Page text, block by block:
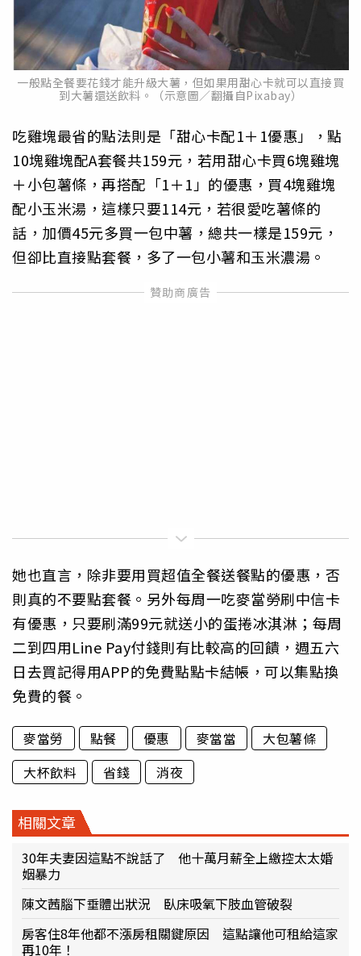
一般點全餐要花錢才能升級大薯，但如果用甜心卡就可以直接買
到大薯還送飲料。（示意圖／翻攝自Pixabay）
吃雞塊最省的點法則是「甜心卡配1＋1優惠」，點
10塊雞塊配A套餐共159元，若用甜心卡買6塊雞塊
＋小包薯條，再搭配「1＋1」的優惠，買4塊雞塊
配小玉米湯，這樣只要114元，若很愛吃薯條的
話，加價45元多買一包中薯，總共一樣是159元，
但卻比直接點套餐，多了一包小薯和玉米濃湯。
她也直言，除非要用買超值全餐送餐點的優惠，否
則真的不要點套餐。另外每周一吃麥當勞刷中信卡
有優惠，只要刷滿99元就送小的蛋捲冰淇淋；每周
二到四用Line Pay付錢則有比較高的回饋，週五六
日去買記得用APP的免費點點卡結帳，可以集點換
免費的餐。
麥當勞 點餐 優惠 麥當當
大包薯條
大杯飲料
省錢 消夜
相關文章
30年夫妻因這點不說話了 他十萬月薪全上繳控太太婚
姻暴力
陳文茜腦下垂體出狀況 臥床吸氧下肢血管破裂
房客住8年他都不漲房租關鍵原因 這點讓他可租給這家
再10年！